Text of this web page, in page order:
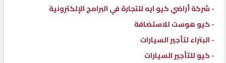
- شركة أراضي كيو ايه للتجارة في البرامج الإلكترونية
- كيو هوست للاستضافة
- البتراء لتأجير السيارات
- كيو للتأجير السيارات